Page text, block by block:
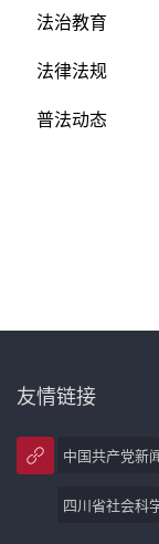
法治教育
法律法规
普法动态
友情链接
中国共产党新
四川省社会科